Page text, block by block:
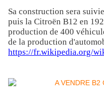
Sa construction sera
puis la Citroën B12 en
production de 400
de la production
https://fr.wikipedia.org/